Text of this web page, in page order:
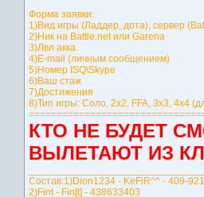
Форма заявки:
1)Вид игры (Ладдер, дота), сервер
2)Ник на Battle.net или Garena
3)Лвл акка.
4)E-mail (личным сообщением)
5)Номер ISQ\Skype
6)Ваш стаж
7)Достижения
8)Тип игры: Соло, 2х2, FFA, 3х3, 4х4
КТО НЕ БУДЕТ
ВЫЛЕТАЮТ ИЗ
Состав:1)Dion1234 - KeFiR^^ - 409-
2)Fint - Fin[t] - 438633403